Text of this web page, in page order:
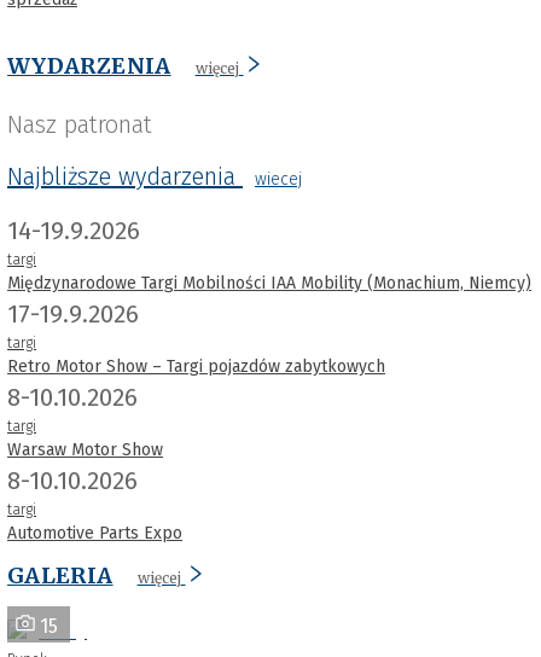
WYDARZENIA więcej
Nasz patronat
Najbliższe wydarzenia
wiecej
14-19.9.2026
targi
Międzynarodowe Targi Mobilności IAA Mobility (Monachium, Niemcy)
17-19.9.2026
targi
Retro Motor Show – Targi pojazdów zabytkowych
8-10.10.2026
targi
Warsaw Motor Show
8-10.10.2026
targi
Automotive Parts Expo
GALERIA więcej
15